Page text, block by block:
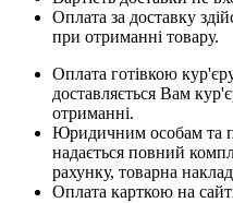
Оплата за доставку
при отриманні товару.
Оплата готівкою
доставляється Вам
отриманні.
Юридичним особам та
надається повний
рахунку, товарна
Оплата карткою на